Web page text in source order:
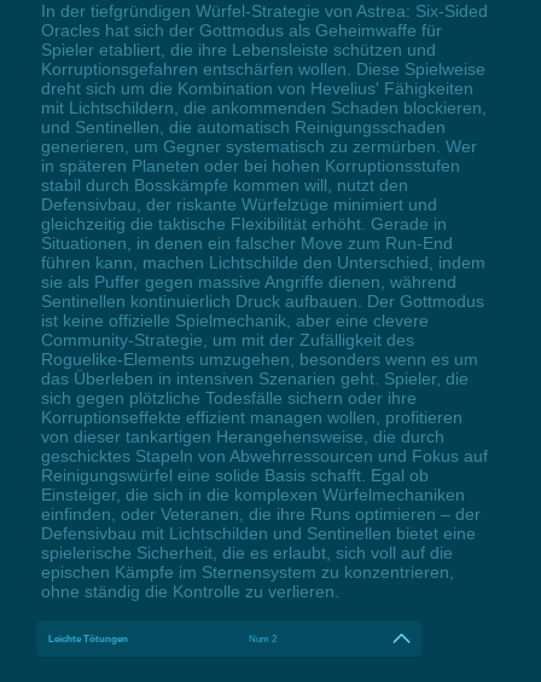
In der tiefgründigen Würfel-Strategie von Astrea: Six-Sided
Oracles hat sich der Gottmodus als Geheimwaffe für
Spieler etabliert, die ihre Lebensleiste schützen und
Korruptionsgefahren entschärfen wollen. Diese Spielweise
dreht sich um die Kombination von Hevelius' Fähigkeiten
mit Lichtschildern, die ankommenden Schaden blockieren,
und Sentinellen, die automatisch Reinigungsschaden
generieren, um Gegner systematisch zu zermürben. Wer
in späteren Planeten oder bei hohen Korruptionsstufen
stabil durch Bosskämpfe kommen will, nutzt den
Defensivbau, der riskante Würfelzüge minimiert und
gleichzeitig die taktische Flexibilität erhöht. Gerade in
Situationen, in denen ein falscher Move zum Run-End
führen kann, machen Lichtschilde den Unterschied, indem
sie als Puffer gegen massive Angriffe dienen, während
Sentinellen kontinuierlich Druck aufbauen. Der Gottmodus
ist keine offizielle Spielmechanik, aber eine clevere
Community-Strategie, um mit der Zufälligkeit des
Roguelike-Elements umzugehen, besonders wenn es um
das Überleben in intensiven Szenarien geht. Spieler, die
sich gegen plötzliche Todesfälle sichern oder ihre
Korruptionseffekte effizient managen wollen, profitieren
von dieser tankartigen Herangehensweise, die durch
geschicktes Stapeln von Abwehrressourcen und Fokus auf
Reinigungswürfel eine solide Basis schafft. Egal ob
Einsteiger, die sich in die komplexen Würfelmechaniken
einfinden, oder Veteranen, die ihre Runs optimieren – der
Defensivbau mit Lichtschilden und Sentinellen bietet eine
spielerische Sicherheit, die es erlaubt, sich voll auf die
epischen Kämpfe im Sternensystem zu konzentrieren,
ohne ständig die Kontrolle zu verlieren.
Leichte Tötungen Num 2